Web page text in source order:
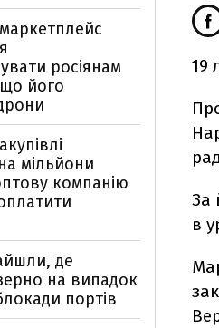
19
За
в
росіянам
його
мільйони
компанію
де
на випадок
портів